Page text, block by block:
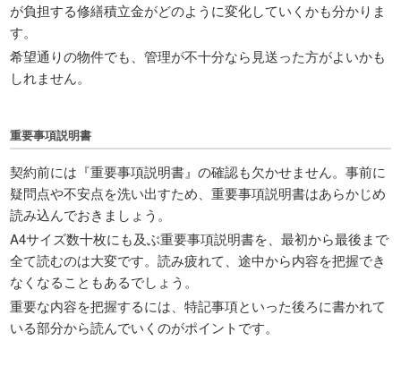
が負担する修繕積立金がどのように変化していくかも分かりま
す。
希望通りの物件でも、管理が不十分なら見送った方がよいかも
しれません。
重要事項説明書
契約前には『重要事項説明書』の確認も欠かせません。事前に
疑問点や不安点を洗い出すため、重要事項説明書はあらかじめ
読み込んでおきましょう。
A4サイズ数十枚にも及ぶ重要事項説明書を、最初から最後まで
全て読むのは大変です。読み疲れて、途中から内容を把握でき
なくなることもあるでしょう。
重要な内容を把握するには、特記事項といった後ろに書かれて
いる部分から読んでいくのがポイントです。